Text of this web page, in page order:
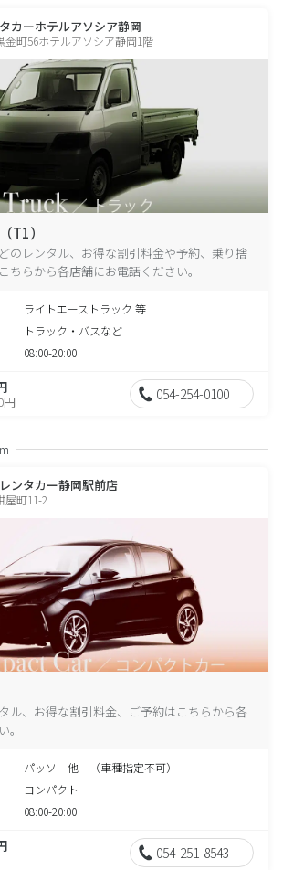
カーホテルアソシア静岡
金町56ホテルアソシア静岡1階
T1）
のレンタル、お得な割引料金や予約、乗り捨
ちらから各店舗にお電話ください。
ライトエーストラック 等
トラック・バスなど
08:00-20:00
円 054-254-0100
ンタカー静岡駅前店
屋町11-2
ル、お得な割引料金、ご予約はこちらから各
パッソ 他 （車種指定不可）
コンパクト
08:00-20:00
054-251-8543